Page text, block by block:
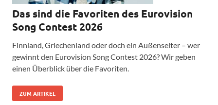
Das sind die Favoriten des Eurovision
Song Contest 2026
Finnland, Griechenland oder doch ein Außenseiter – wer
gewinnt den Eurovision Song Contest 2026? Wir geben
einen Überblick über die Favoriten.
ZUM ARTIKEL